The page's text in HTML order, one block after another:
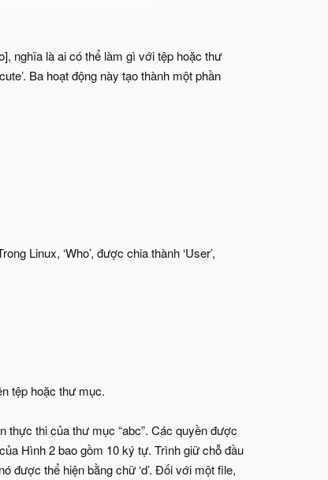
nghĩa là ai có thể làm gì với tệp hoặc thư
Ba hoạt động này tạo thành một phần
Linux, ‘Who’, được chia thành ‘User’,
tệp hoặc thư mục.
thi của thư mục “abc”. Các quyền được
Hình 2 bao gồm 10 ký tự. Trình giữ chỗ đầu
được thể hiện bằng chữ ‘d’. Đối với một file,